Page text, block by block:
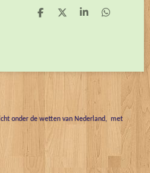
D
D
S
D
onder de wetten van Nederland, met